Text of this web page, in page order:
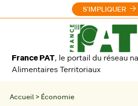
France PAT, le portail du réseau
Alimentaires Territoriaux
S'IMPLIQUER
Accueil > Économie